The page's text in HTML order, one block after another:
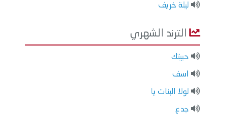
ليلة خريف
الترند الشهري
حبيتك
اسف
لولا البنات يا
جدع